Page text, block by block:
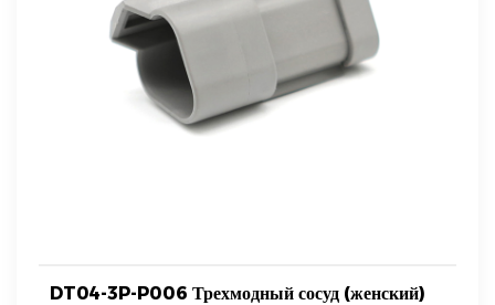
DT04-3P-P006 Трехмодный сосуд (женский)